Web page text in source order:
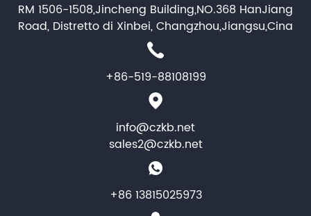
RM 1506-1508,Jincheng Building,NO.368 HanJiang
Road, Distretto di Xinbei, Changzhou,Jiangsu,Cina
+86-519-88108199
info@czkb.net
sales2@czkb.net
+86 13815025973